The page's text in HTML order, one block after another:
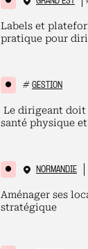
Labels et
pratique pour
# GESTION
Le dirigeant doit
santé physique
NORMANDIE
Aménager ses
stratégique